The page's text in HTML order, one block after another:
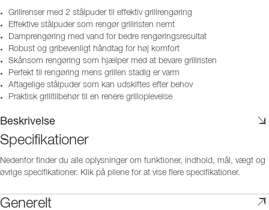
Grillrenser med 2 stålpuder til effektiv grillrengøring
Effektive stålpuder som rengør grillristen nemt
Damprengøring med vand for bedre rengøringsresultat
Robust og gribevenligt håndtag for høj komfort
Skånsom rengøring som hjælper med at bevare grillristen
Perfekt til rengøring mens grillen stadig er varm
Aftagelige stålpuder som kan udskiftes efter behov
Praktisk grilltilbehør til en renere grilloplevelse
Beskrivelse
Specifikationer
Nedenfor finder du alle oplysninger om funktioner, indhold, mål, vægt og
øvrige specifikationer. Klik på pilene for at vise flere specifikationer.
Generelt